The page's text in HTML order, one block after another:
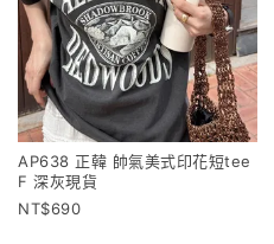
AP638 正韓 帥氣美式印花短tee
F 深灰現貨
690